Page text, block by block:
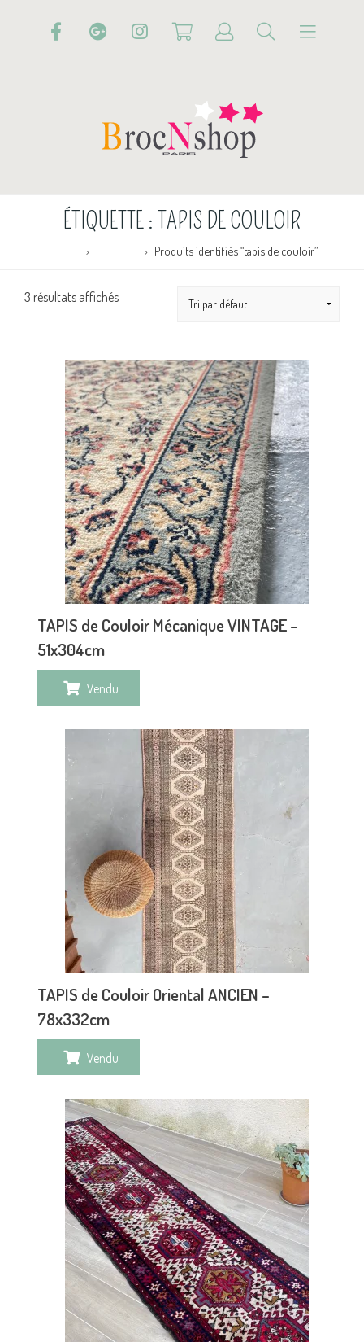
ÉTIQUETTE : TAPIS DE COULOIR
Produits identifiés “tapis de couloir”
3 résultats affichés
TAPIS de Couloir Mécanique VINTAGE –
51x304cm
Vendu
TAPIS de Couloir Oriental ANCIEN –
78x332cm
Vendu